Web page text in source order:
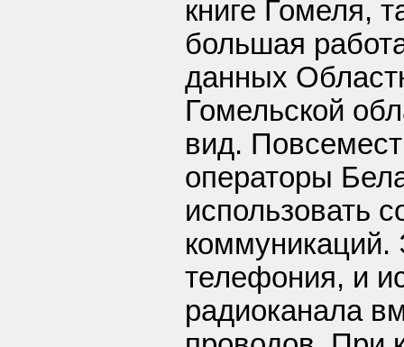
книге Гомеля,
большая
данных
Гомельской
вид.
операторы
использовать
коммуникаций.
телефония, и
радиоканала